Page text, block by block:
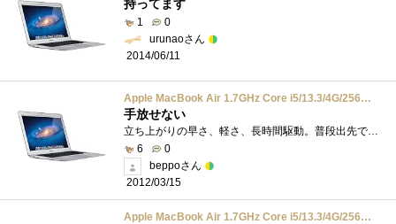
持ってます
1
0
urunaoさん
2014/06/11
Apple MacBook Air 1.7GHz Core i5/13.3/4G/256G/802.11n/BT/Thunderbolt MC966J/A
手放せない
立ち上がりの早さ、軽さ、長時間駆動。普段出先で使うには完璧。画面の小ささが気にはなってましたが、慣れてしまえばメインマシンとして作�...
6
0
beppoさん
2012/03/15
Apple MacBook Air 1.7GHz Core i5/13.3/4G/256G/802.11n/BT/Thunderbolt MC966J/A